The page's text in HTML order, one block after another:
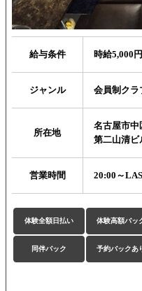
給与条件 時給5,000
ジャンル 会員制クラ
所在地
名古屋市中
第二山清ビ
営業時間 20:00～
体験全額日払い 体験高額バッ
同伴バック 予約バックあ